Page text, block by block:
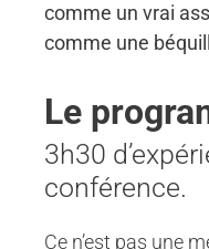
comme un vrai
comme une
Le
3h30
conférence.
Ce n’est pas une